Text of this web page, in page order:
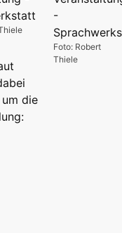
Foto: Robert
Thiele
die